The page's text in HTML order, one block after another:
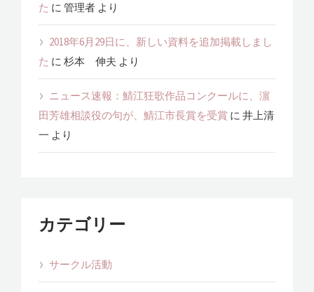
た に 管理者 より
2018年6月29日に、新しい資料を追加掲載しまし
た に 杉本 伸夫 より
ニュース速報：鯖江狂歌作品コンクールに、濵
田芳雄相談役の句が、鯖江市長賞を受賞 に 井上清
一 より
カテゴリー
サークル活動